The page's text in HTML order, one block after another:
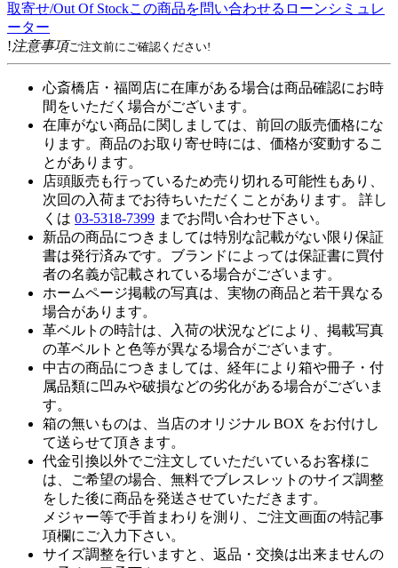
取寄せ/Out Of Stockこの商品を問い合わせる ローンシミュレ
ーター
!注意事項ご注文前にご確認ください!
心斎橋店・福岡店に在庫がある場合は商品確認にお時
間をいただく場合がございます。
在庫がない商品に関しましては、前回の販売価格にな
ります。商品のお取り寄せ時には、価格が変動するこ
とがあります。
店頭販売も行っているため売り切れる可能性もあり、
次回の入荷までお待ちいただくことがあります。 詳し
くは 03-5318-7399 までお問い合わせ下さい。
新品の商品につきましては特別な記載がない限り保証
書は発行済みです。ブランドによっては保証書に買付
者の名義が記載されている場合がございます。
ホームページ掲載の写真は、実物の商品と若干異なる
場合があります。
革ベルトの時計は、入荷の状況などにより、掲載写真
の革ベルトと色等が異なる場合がございます。
中古の商品につきましては、経年により箱や冊子・付
属品類に凹みや破損などの劣化がある場合がございま
す。
箱の無いものは、当店のオリジナル BOX をお付けし
て送らせて頂きます。
代金引換以外でご注文していただいているお客様に
は、ご希望の場合、無料でブレスレットのサイズ調整
をした後に商品を発送させていただきます。
メジャー等で手首まわりを測り、ご注文画面の特記事
項欄にご入力下さい。
サイズ調整を行いますと、返品・交換は出来ませんの